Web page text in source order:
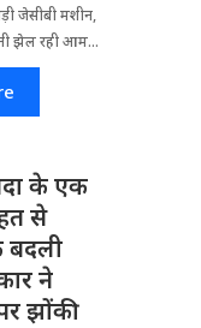
जेसीबी मशीन,
झेल रही आम...
के एक
से
बदली
ने
झोंकी